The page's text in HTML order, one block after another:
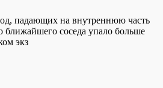
падающих на внутреннюю часть
соседа упало больше
экз